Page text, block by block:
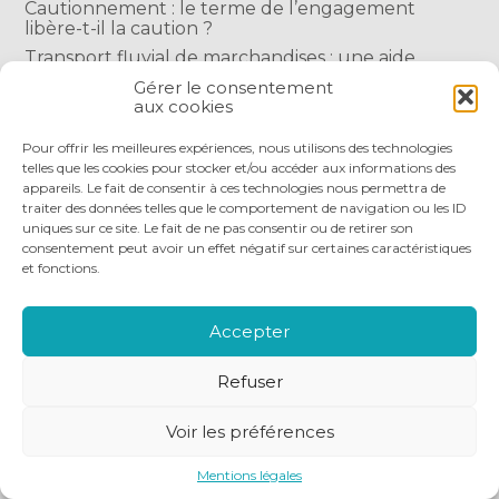
Gérer le consentement
aux cookies
Pour offrir les meilleures expériences, nous utilisons des technologies
telles que les cookies pour stocker et/ou accéder aux informations des
appareils. Le fait de consentir à ces technologies nous permettra de
traiter des données telles que le comportement de navigation ou les ID
uniques sur ce site. Le fait de ne pas consentir ou de retirer son
consentement peut avoir un effet négatif sur certaines caractéristiques
et fonctions.
Accepter
Refuser
Voir les préférences
Mentions légales
Cautionnement : le terme de l’engagement
libère-t-il la caution ?
Transport fluvial de marchandises : une aide
financière bienvenue
Succession : les donations du parent renonçant
Principale
NOS OUTILS DIGITAUX
NOUS REJOINDRE
NOUS CONTACTER
MENTIONS LÉGALES
CONCEPTION ET RÉALISATION CLASSE 7